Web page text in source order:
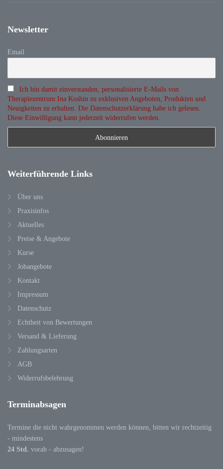
Newsletter
Email
Ich bin damit einverstanden, personalisierte E-Mails von
Therapiezentrum Ina Koshin zu exklusiven Angeboten, Produkten und
Neuigkeiten zu erhalten. Die Datenschutzerklärung habe ich gelesen.
Diese Einwilligung kann jederzeit widerrufen werden.
Weiterführende Links
Über uns
Praxisinfos
Aktuelles
Preise & Angebote
Kurse
Jobangebote
Kontakt
Impressum
Datenschutz
Echtheit von Bewertungen
Versand & Lieferung
Zahlungsarten
AGB
Widerrufsbelehrung
Terminabsagen
Termine die nicht wahrgenommen werden können, bitten wir rechtzeitig
- mindestens
24 Std. vorab - abzusagen!